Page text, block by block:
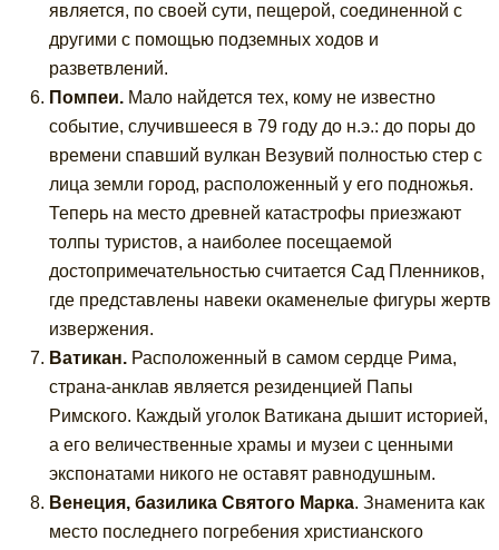
является, по своей сути, пещерой, соединенной с
другими с помощью подземных ходов и
разветвлений.
Помпеи. Мало найдется тех, кому не известно
событие, случившееся в 79 году до н.э.: до поры до
времени спавший вулкан Везувий полностью стер с
лица земли город, расположенный у его подножья.
Теперь на место древней катастрофы приезжают
толпы туристов, а наиболее посещаемой
достопримечательностью считается Сад Пленников,
где представлены навеки окаменелые фигуры жертв
извержения.
Ватикан. Расположенный в самом сердце Рима,
страна-анклав является резиденцией Папы
Римского. Каждый уголок Ватикана дышит историей,
а его величественные храмы и музеи с ценными
экспонатами никого не оставят равнодушным.
Венеция, базилика Святого Марка. Знаменита как
место последнего погребения христианского